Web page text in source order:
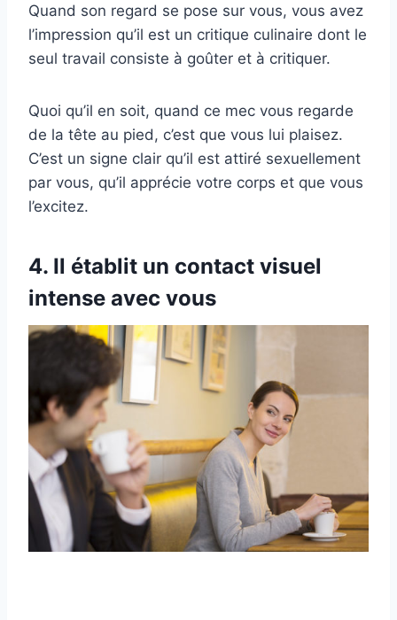
Quand son regard se pose sur vous, vous avez
l’impression qu’il est un critique culinaire dont le
seul travail consiste à goûter et à critiquer.
Quoi qu’il en soit, quand ce mec vous regarde
de la tête au pied, c’est que vous lui plaisez.
C’est un signe clair qu’il est attiré sexuellement
par vous, qu’il apprécie votre corps et que vous
l’excitez.
4. Il établit un contact visuel
intense avec vous